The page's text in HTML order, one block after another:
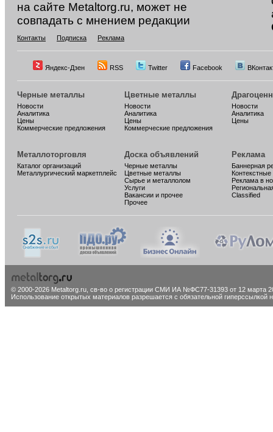
на сайте Metaltorg.ru, может не
совпадать с мнением редакции
Контакты Подписка Реклама
Яндекс-Дзен RSS Twitter Facebook
Черные металлы
Новости
Аналитика
Цены
Коммерческие предложения
Цветные металлы
Новости
Аналитика
Цены
Коммерческие предложения
Новости
Аналитика
Цены
Металлоторговля
Каталог организаций
Металлургический маркетплейс
Доска объявлений
Черные металлы
Цветные металлы
Сырье и металлолом
Услуги
Вакансии и прочее
Прочее
Реклама
Баннерная
Реклама в
Classified
© 2000-2026 Metaltorg.ru, св-во о регистрации СМИ ИА №ФС77-31393 от 12 марта
Использование открытых материалов разрешается с обязательной гиперссылкой